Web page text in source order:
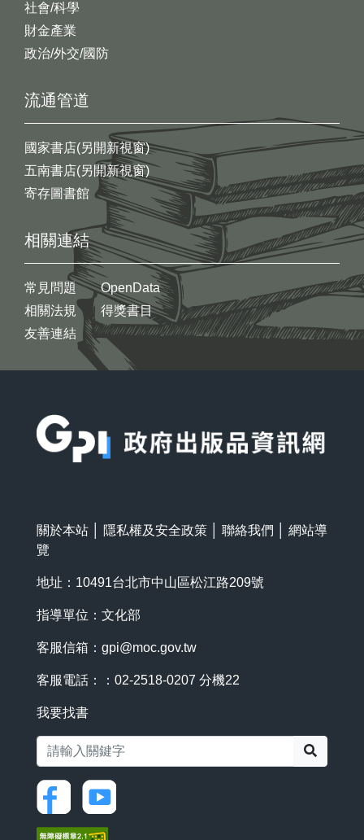
社會/科學
財金產業
政治/外交/國防
流通管道
國家書店(另開新視窗)
五南書店(另開新視窗)
寄存圖書館
相關連結
常見問題
相關法規
友善連結
OpenData
得獎書目
關於本站 隱私權及安全政策 聯絡我們
網站導
覽
地址：10491台北市中山區松江路209號
指導單位：文化部
客服信箱： gpi@moc.gov.tw
客服電話：：02-2518-0207 分機22
我要找書